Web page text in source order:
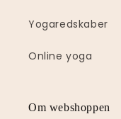
Yogaredskaber
Online yoga
Om webshoppen